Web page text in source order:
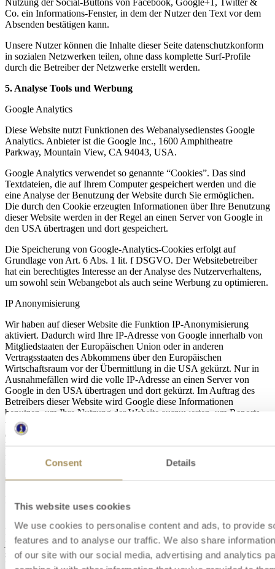
Consent Details
This website uses cookies
We use cookies to personalise content and ads, to provide
features and to analyse our traffic. We also share
of our site with our social media, advertising and analytics
Co. ein Informations-Fenster, in dem der Nutzer den Text vor dem
Absenden bestätigen kann.
Unsere Nutzer können die Inhalte dieser Seite datenschutzkonform
in sozialen Netzwerken teilen, ohne dass komplette Surf-Profile
durch die Betreiber der Netzwerke erstellt werden.
5. Analyse Tools und Werbung
Google Analytics
Diese Website nutzt Funktionen des Webanalysedienstes Google
Analytics. Anbieter ist die Google Inc., 1600 Amphitheatre
Parkway, Mountain View, CA 94043, USA.
Google Analytics verwendet so genannte “Cookies”. Das sind
Textdateien, die auf Ihrem Computer gespeichert werden und die
eine Analyse der Benutzung der Website durch Sie ermöglichen.
Die durch den Cookie erzeugten Informationen über Ihre Benutzung
dieser Website werden in der Regel an einen Server von Google in
den USA übertragen und dort gespeichert.
Die Speicherung von Google-Analytics-Cookies erfolgt auf
Grundlage von Art. 6 Abs. 1 lit. f DSGVO. Der Websitebetreiber
hat ein berechtigtes Interesse an der Analyse des Nutzerverhaltens,
um sowohl sein Webangebot als auch seine Werbung zu optimieren.
IP Anonymisierung
Wir haben auf dieser Website die Funktion IP-Anonymisierung
aktiviert. Dadurch wird Ihre IP-Adresse von Google innerhalb von
Mitgliedstaaten der Europäischen Union oder in anderen
Vertragsstaaten des Abkommens über den Europäischen
Wirtschaftsraum vor der Übermittlung in die USA gekürzt. Nur in
Ausnahmefällen wird die volle IP-Adresse an einen Server von
Google in den USA übertragen und dort gekürzt. Im Auftrag des
Betreibers dieser Website wird Google diese Informationen
benutzen, um Ihre Nutzung der Website auszuwerten, um Reports
über die Websiteaktivitäten zusammenzustellen und um weitere mit
der Websitenutzung und der Internetnutzung verbundene
Dienstleistungen gegenüber dem Websitebetreiber zu erbringen. Die
im Rahmen von Google Analytics von Ihrem Browser übermittelte
IP-Adresse wird nicht mit anderen Daten von Google
zusammengeführt.
Browser Plugin
Sie können die Speicherung der Cookies durch eine entsprechende
Einstellung Ihrer Browser-Software verhindern; wir weisen Sie
jedoch darauf hin, dass Sie in diesem Fall gegebenenfalls nicht
sämtliche Funktionen dieser Website vollumfänglich werden nutzen
können. Sie können darüber hinaus die Erfassung der durch den